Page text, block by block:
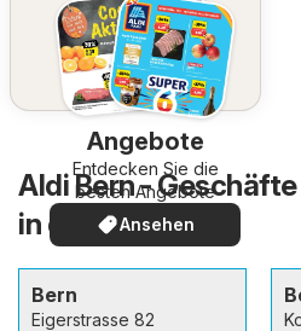
Angebote
Entdecken Sie die
besten Angebote
Ansehen
Aldi Bern -
in der Umgebung
Bern
Eigerstrasse 82